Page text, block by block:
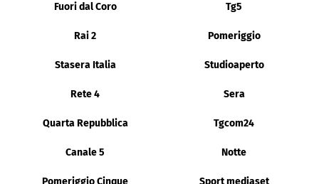
Fuori dal Coro Tg5
Rai 2 Pomeriggio
Stasera Italia Studioaperto
Rete 4 Sera
Quarta Repubblica Tgcom24
Canale 5 Notte